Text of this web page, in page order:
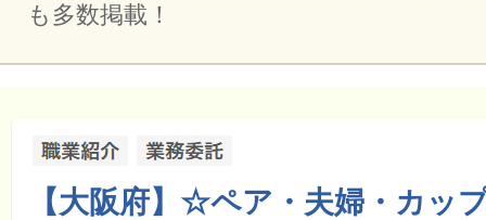
も多数掲載！
【大阪府】☆ペア・夫婦・カッ